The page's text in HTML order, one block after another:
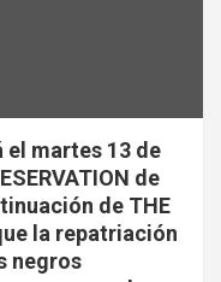
el martes 13 de
de
de THE
la repatriación
negros